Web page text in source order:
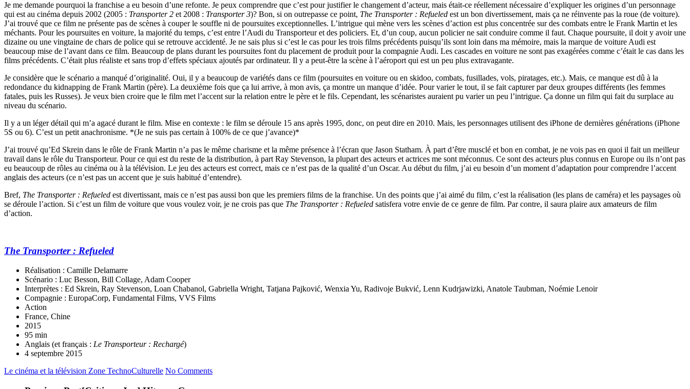
Je me demande pourquoi la franchise a eu besoin d’une refonte. Je peux comprendre que c’est pour justifier le changement d’acteur, mais était-ce réellement nécessaire d’expliquer les origines d’un personnage
qui est au cinéma depuis 2002 (2005 : Transporter 2 et 2008 : Transporter 3)? Bon, si on outrepasse ce point, The Transporter : Refueled est un bon divertissement, mais ça ne réinvente pas la roue (de voiture).
J’ai trouvé que ce film ne présente pas de scènes à couper le souffle ni de poursuites exceptionnelles. L’intrigue qui mène vers les scènes d’action est plus concentrée sur des combats entre le Frank Martin et les
méchants. Pour les poursuites en voiture, la majorité du temps, c’est entre l’Audi du Transporteur et des policiers. Et, d’un coup, aucun policier ne sait conduire comme il faut. Chaque poursuite, il doit y avoir une
dizaine ou une vingtaine de chars de police qui se retrouve accidenté. Je ne sais plus si c’est le cas pour les trois films précédents puisqu’ils sont loin dans ma mémoire, mais la marque de voiture Audi est
beaucoup mise de l’avant dans ce film. Beaucoup de plans durant les poursuites font du placement de produit pour la compagnie Audi. Les cascades en voiture ne sont pas exagérées comme c’était le cas dans les
films précédents. C’était plus réaliste et sans trop d’effets spéciaux ajoutés par ordinateur. Il y a peut-être la scène à l’aéroport qui est un peu plus extravagante.
Je considère que le scénario a manqué d’originalité. Oui, il y a beaucoup de variétés dans ce film (poursuites en voiture ou en skidoo, combats, fusillades, vols, piratages, etc.). Mais, ce manque est dû à la
redondance du kidnapping de Frank Martin (père). La deuxième fois que ça lui arrive, à mon avis, ça montre un manque d’idée. Pour varier le tout, il se fait capturer par deux groupes différents (les femmes
fatales, puis les Russes). Je veux bien croire que le film met l’accent sur la relation entre le père et le fils. Cependant, les scénaristes auraient pu varier un peu l’intrigue. Ça donne un film qui fait du surplace au
niveau du scénario.
Il y a un léger détail qui m’a agacé durant le film. Mise en contexte : le film se déroule 15 ans après 1995, donc, on peut dire en 2010. Mais, les personnages utilisent des iPhone de dernières générations (iPhone
5S ou 6). C’est un petit anachronisme. *(Je ne suis pas certain à 100% de ce que j’avance)*
J’ai trouvé qu’Ed Skrein dans le rôle de Frank Martin n’a pas le même charisme et la même présence à l’écran que Jason Statham. À part d’être musclé et bon en combat, je ne vois pas en quoi il fait un meilleur
travail dans le rôle du Transporteur. Pour ce qui est du reste de la distribution, à part Ray Stevenson, la plupart des acteurs et actrices me sont méconnus. Ce sont des acteurs plus connus en Europe ou ils n’ont pas
eu beaucoup de rôles au cinéma ou à la télévision. Le jeu des acteurs est correct, mais ce n’est pas de la qualité d’un Oscar. Au début du film, j’ai eu besoin d’un moment d’adaptation pour comprendre l’accent
anglais des acteurs (ce n’est pas un accent que je suis habitué d’entendre).
Bref, The Transporter : Refueled est divertissant, mais ce n’est pas aussi bon que les premiers films de la franchise. Un des points que j’ai aimé du film, c’est la réalisation (les plans de caméra) et les paysages où
se déroule l’action. Si c’est un film de voiture que vous voulez voir, je ne crois pas que The Transporter : Refueled satisfera votre envie de ce genre de film. Par contre, il saura plaire aux amateurs de film
d’action.
The Transporter : Refueled
Réalisation : Camille Delamarre
Scénario : Luc Besson, Bill Collage, Adam Cooper
Interprètes : Ed Skrein, Ray Stevenson, Loan Chabanol, Gabriella Wright, Tatjana Pajković, Wenxia Yu, Radivoje Bukvić, Lenn Kudrjawizki, Anatole Taubman, Noémie Lenoir
Compagnie : EuropaCorp, Fundamental Films, VVS Films
Action
France, Chine
2015
95 min
Anglais (et français : Le Transporteur : Rechargé)
4 septembre 2015
Le cinéma et la télévision Zone TechnoCulturelle No Comments